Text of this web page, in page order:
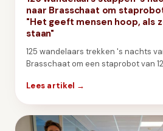
naar Brasschaat om
"Het geeft mensen hoop, als
staan"
125 wandelaars trekken 's nachts
Brasschaat om een staprobot van
Lees artikel →